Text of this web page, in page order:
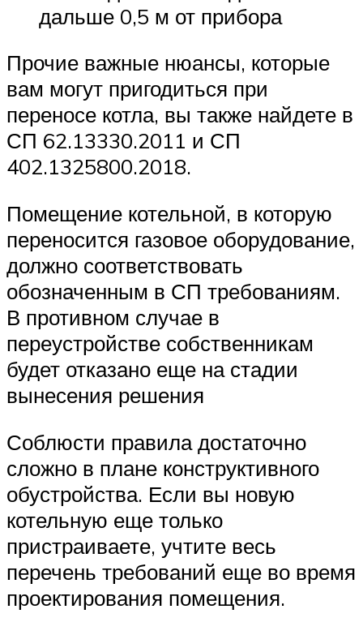
дальше 0,5 м от прибора
Прочие важные нюансы, которые
вам могут пригодиться при
переносе котла, вы также найдете в
СП 62.13330.2011 и СП
402.1325800.2018.
Помещение котельной, в которую
переносится газовое оборудование,
должно соответствовать
обозначенным в СП требованиям.
В противном случае в
переустройстве собственникам
будет отказано еще на стадии
вынесения решения
Соблюсти правила достаточно
сложно в плане конструктивного
обустройства. Если вы новую
котельную еще только
пристраиваете, учтите весь
перечень требований еще во время
проектирования помещения.